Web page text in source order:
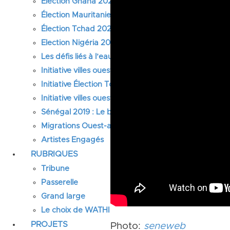
Élection Mauritanie 2024
Élection Tchad 2024
Election Nigéria 2023
Les défis liés à l’eau en Afrique de l’Ouest
Initiative villes ouest-africaines : Abidjan
Initiative Élection Tchad 2021
Initiative villes ouest-africaines : Lagos
Sénégal 2019 : Le bien-être des femmes et des
Migrations Ouest-africaines
Artistes Engagés
RUBRIQUES
Tribune
Passerelle
Grand large
Le choix de WATHI
PROJETS Photo: seneweb